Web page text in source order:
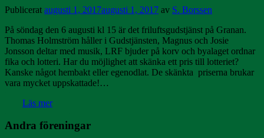
Publicerat augusti 1, 2017augusti 1, 2017 av S. Borssen
På söndag den 6 augusti kl 15 är det friluftsgudstjänst på Granan.
Thomas Holmström håller i Gudstjänsten, Magnus och Josie
Jonsson deltar med musik, LRF bjuder på korv och byalaget ordnar
fika och lotteri. Har du möjlighet att skänka ett pris till lotteriet?
Kanske något hembakt eller egenodlat. De skänkta priserna brukar
vara mycket uppskattade!…
Läs mer
Andra föreningar